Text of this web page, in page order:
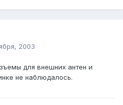
2003
для внешних антен и
не наблюдалось.